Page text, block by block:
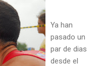
Ya han
pasado un
par de dias
desde el